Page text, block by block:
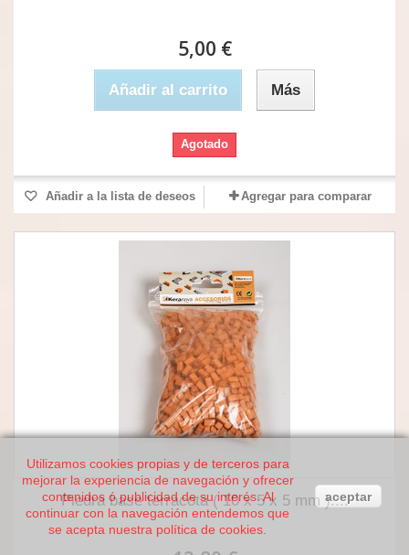
5,00 €
Añadir al carrito Más
Agotado
Añadir a la lista de deseos Agregar para comparar
Piedra base terracota ( 10 x 5 x 5 mm )....
Utilizamos cookies propias y de terceros para
mejorar la experiencia de navegación y ofrecer
contenidos ó publicidad de su interés. Al
continuar con la navegación entendemos que
se acepta nuestra política de cookies.
aceptar